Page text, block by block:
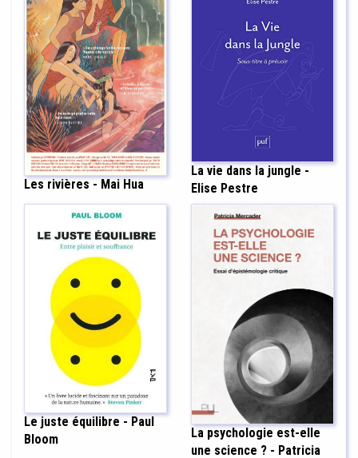
Les rivières - Mai Hua
La vie dans la jungle -
Elise Pestre
Le juste équilibre - Paul
Bloom
La psychologie est-elle
une science ? - Patricia